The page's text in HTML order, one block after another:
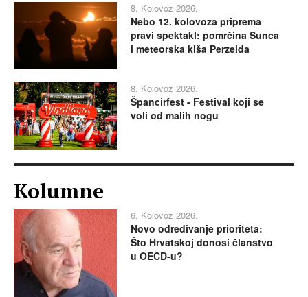
8. Kolovoz 2026.
Nebo 12. kolovoza priprema
pravi spektakl: pomrčina Sunca
i meteorska kiša Perzeida
8. Kolovoz 2026.
Špancirfest - Festival koji se
voli od malih nogu
Kolumne
6. Kolovoz 2026.
Novo određivanje prioriteta:
Što Hrvatskoj donosi članstvo
u OECD-u?